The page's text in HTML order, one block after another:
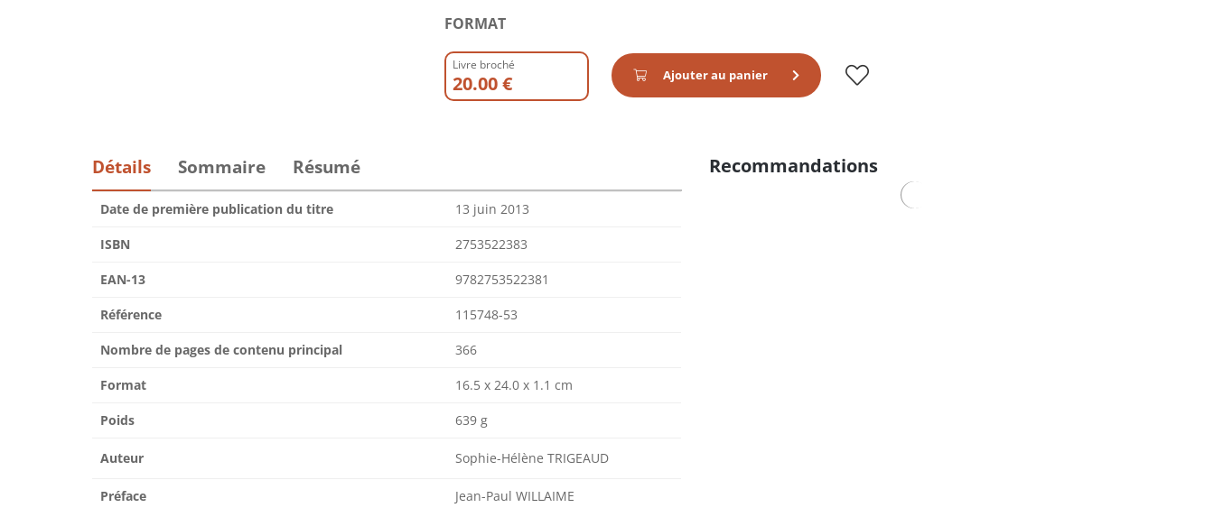
FORMAT
Livre broché
20.00 € Ajouter au panier
Détails Sommaire Résumé
Date de première publication du titre 13 juin 2013
ISBN 2753522383
EAN-13 9782753522381
Référence 115748-53
Nombre de pages de contenu principal 366
Format 16.5 x 24.0 x 1.1 cm
Poids 639 g
Auteur Sophie-Hélène TRIGEAUD
Préface Jean-Paul WILLAIME
Recommandations